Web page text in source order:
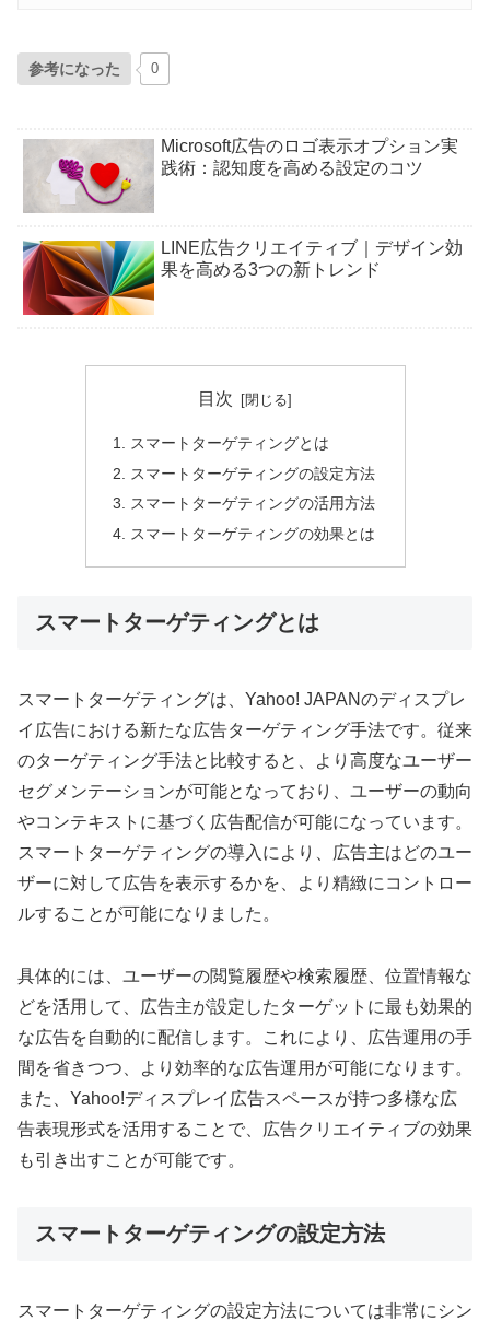
参考になった 0
Microsoft広告のロゴ表示オプション実
践術：認知度を高める設定のコツ
LINE広告クリエイティブ｜デザイン効
果を高める3つの新トレンド
目次
スマートターゲティングとは
スマートターゲティングの設定方法
スマートターゲティングの活用方法
スマートターゲティングの効果とは
スマートターゲティングとは
スマートターゲティングは、Yahoo! JAPANのディスプレ
イ広告における新たな広告ターゲティング手法です。従来
のターゲティング手法と比較すると、より高度なユーザー
セグメンテーションが可能となっており、ユーザーの動向
やコンテキストに基づく広告配信が可能になっています。
スマートターゲティングの導入により、広告主はどのユー
ザーに対して広告を表示するかを、より精緻にコントロー
ルすることが可能になりました。
具体的には、ユーザーの閲覧履歴や検索履歴、位置情報な
どを活用して、広告主が設定したターゲットに最も効果的
な広告を自動的に配信します。これにより、広告運用の手
間を省きつつ、より効率的な広告運用が可能になります。
また、Yahoo!ディスプレイ広告スペースが持つ多様な広
告表現形式を活用することで、広告クリエイティブの効果
も引き出すことが可能です。
スマートターゲティングの設定方法
スマートターゲティングの設定方法については非常にシン